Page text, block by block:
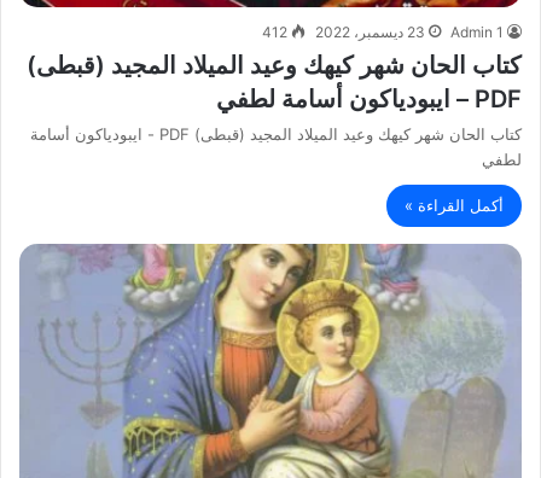
Admin 1 23 ديسمبر، 2022 412
كتاب الحان شهر كيهك وعيد الميلاد المجيد (قبطى)
PDF – ايبودياكون أسامة لطفي
كتاب الحان شهر كيهك وعيد الميلاد المجيد (قبطى) PDF - ايبودياكون أسامة
لطفي
أكمل القراءة »